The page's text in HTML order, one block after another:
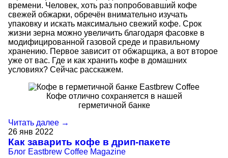
времени. Человек, хоть раз попробовавший кофе
свежей обжарки, обречён внимательно изучать
упаковку и искать максимально свежий кофе. Срок
жизни зерна можно увеличить благодаря фасовке в
модифицированной газовой среде и правильному
хранению. Первое зависит от обжарщика, а вот второе
уже от вас. Где и как хранить кофе в домашних
условиях? Сейчас расскажем.
Кофе отлично сохраняется в нашей
герметичной банке
Читать далее →
26 янв 2022
Как заварить кофе в дрип-пакете
Блог Eastbrew Coffee Magazine